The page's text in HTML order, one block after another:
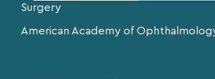
Surgery
American Academy of